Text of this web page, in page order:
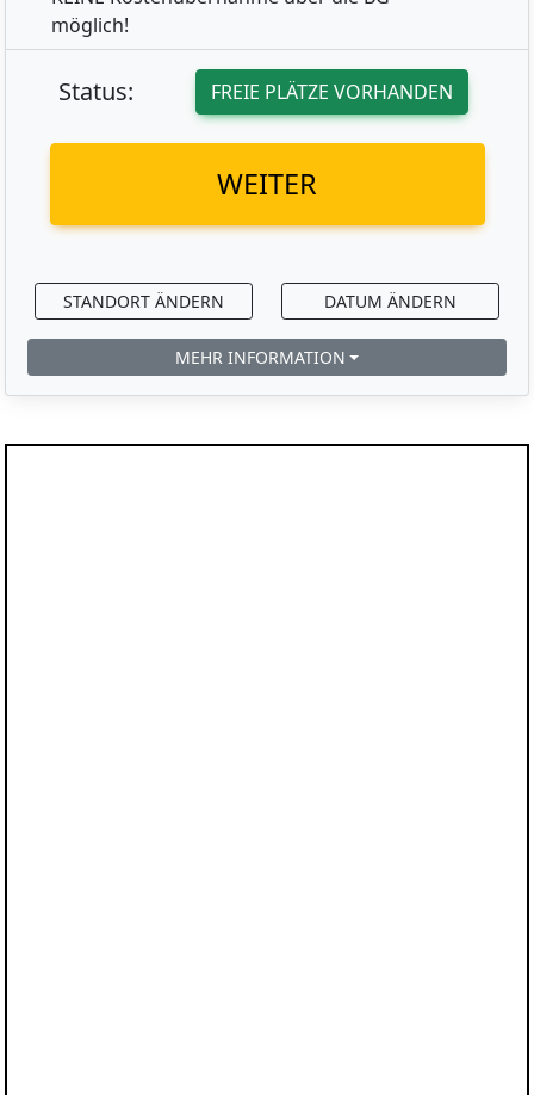
möglich!
Status: FREIE PLÄTZE VORHANDEN
WEITER
STANDORT ÄNDERN DATUM ÄNDERN
MEHR INFORMATION